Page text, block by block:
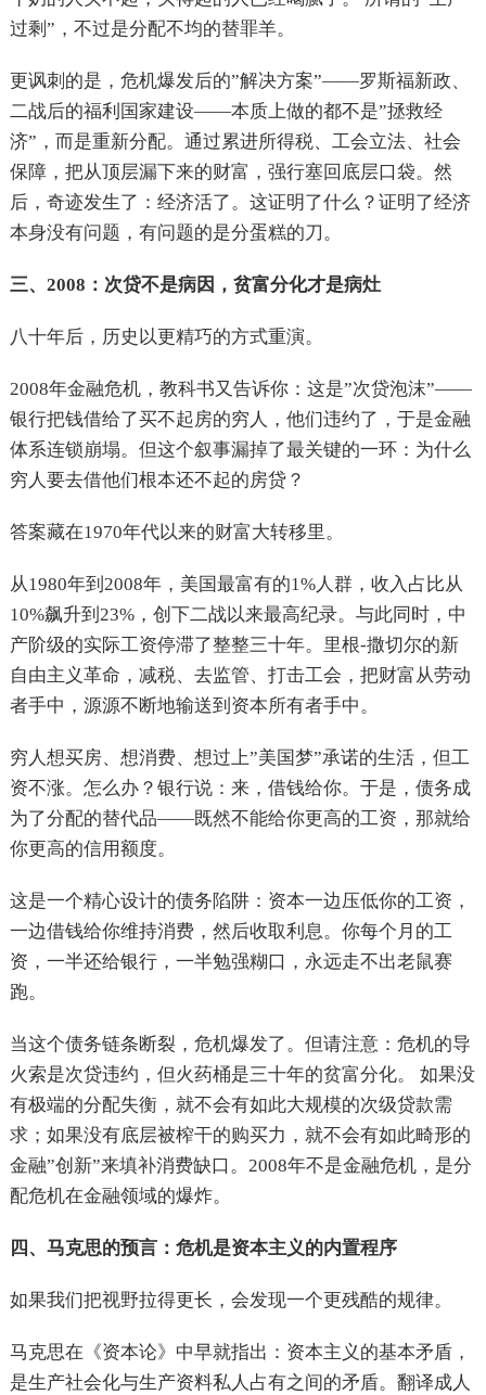
过剩”，不过是分配不均的替罪羊。
更讽刺的是，危机爆发后的”解决方案”——罗斯福新政、
二战后的福利国家建设——本质上做的都不是”拯救经
济”，而是重新分配。通过累进所得税、工会立法、社会
保障，把从顶层漏下来的财富，强行塞回底层口袋。然
后，奇迹发生了：经济活了。这证明了什么？证明了经济
本身没有问题，有问题的是分蛋糕的刀。
三、2008：次贷不是病因，贫富分化才是病灶
八十年后，历史以更精巧的方式重演。
2008年金融危机，教科书又告诉你：这是”次贷泡沫”——
银行把钱借给了买不起房的穷人，他们违约了，于是金融
体系连锁崩塌。但这个叙事漏掉了最关键的一环：为什么
穷人要去借他们根本还不起的房贷？
答案藏在1970年代以来的财富大转移里。
从1980年到2008年，美国最富有的1%人群，收入占比从
10%飙升到23%，创下二战以来最高纪录。与此同时，中
产阶级的实际工资停滞了整整三十年。里根-撒切尔的新
自由主义革命，减税、去监管、打击工会，把财富从劳动
者手中，源源不断地输送到资本所有者手中。
穷人想买房、想消费、想过上”美国梦”承诺的生活，但工
资不涨。怎么办？银行说：来，借钱给你。于是，债务成
为了分配的替代品——既然不能给你更高的工资，那就给
你更高的信用额度。
这是一个精心设计的债务陷阱：资本一边压低你的工资，
一边借钱给你维持消费，然后收取利息。你每个月的工
资，一半还给银行，一半勉强糊口，永远走不出老鼠赛
跑。
当这个债务链条断裂，危机爆发了。但请注意：危机的导
火索是次贷违约，但火药桶是三十年的贫富分化。 如果没
有极端的分配失衡，就不会有如此大规模的次级贷款需
求；如果没有底层被榨干的购买力，就不会有如此畸形的
金融”创新”来填补消费缺口。2008年不是金融危机，是分
配危机在金融领域的爆炸。
四、马克思的预言：危机是资本主义的内置程序
如果我们把视野拉得更长，会发现一个更残酷的规律。
马克思在《资本论》中早就指出：资本主义的基本矛盾，
是生产社会化与生产资料私人占有之间的矛盾。翻译成人